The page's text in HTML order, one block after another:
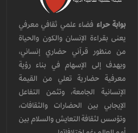
بوابة حراء فضاء علمي ثقافي معرفي
يعنى بقراءة الإنسان والكون والحياة
من منظور قرآني حضاري إنساني،
ويهدف إلى الإسهام في بناء رؤية
معرفية حضارية تعلي من القيمة
الإنسانية الجامعة، وتثمن التفاعل
الإيجابي بين الحضارات والثقافات،
وتؤسس لثقافة التعايش والسلام بين